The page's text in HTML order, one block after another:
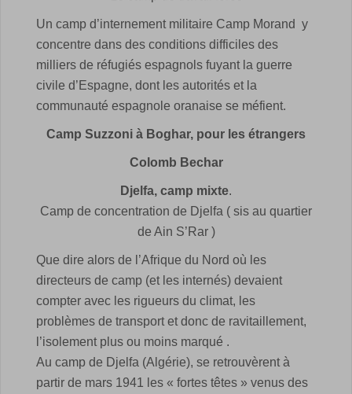
Un camp d’internement militaire Camp Morand y
concentre dans des conditions difficiles des
milliers de réfugiés espagnols fuyant la guerre
civile d’Espagne, dont les autorités et la
communauté espagnole oranaise se méfient.
Camp Suzzoni à Boghar, pour les étrangers
Colomb Bechar
Djelfa, camp mixte.
Camp de concentration de Djelfa ( sis au quartier
de Ain S’Rar )
Que dire alors de l’Afrique du Nord où les
directeurs de camp (et les internés) devaient
compter avec les rigueurs du climat, les
problèmes de transport et donc de ravitaillement,
l’isolement plus ou moins marqué .
Au camp de Djelfa (Algérie), se retrouvèrent à
partir de mars 1941 les « fortes têtes » venus des